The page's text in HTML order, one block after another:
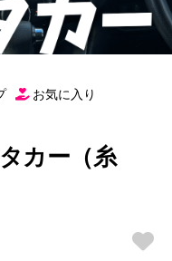
お気に入り
カー（糸